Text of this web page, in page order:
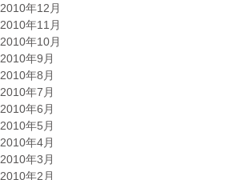
2010年12月
2010年11月
2010年10月
2010年9月
2010年8月
2010年7月
2010年6月
2010年5月
2010年4月
2010年3月
2010年2月